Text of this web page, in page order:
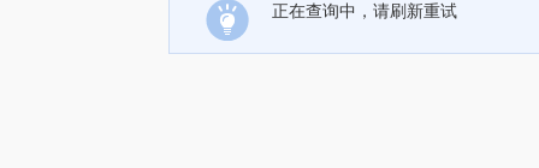
正在查询中，请刷新重试